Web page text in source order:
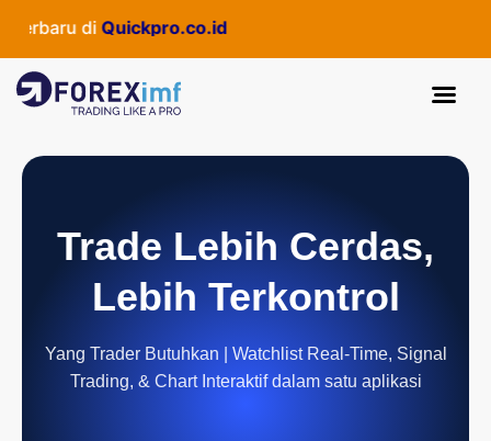
diQuickpro.co.id
Trade Lebih Cerdas,
Lebih Terkontrol
Yang Trader Butuhkan | Watchlist Real-Time, Signal
Trading, & Chart Interaktif dalam satu aplikasi